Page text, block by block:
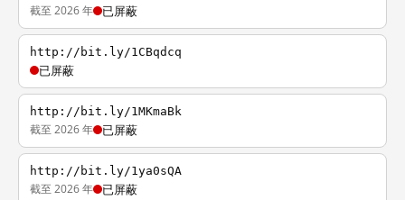
截至 2026 年 已屏蔽
http://bit.ly/1CBqdcq
已屏蔽
http://bit.ly/1MKmaBk
截至 2026 年 已屏蔽
http://bit.ly/1ya0sQA
截至 2026 年 已屏蔽